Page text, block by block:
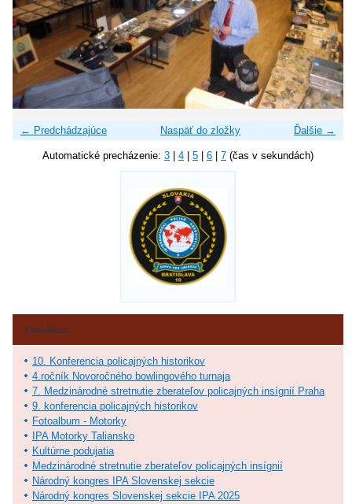
← Predchádzajúce Ďalšie →
Naspäť do zložky
Automatické precházenie: 3 4 5 6 7 (čas v sekundách)
Fotoalbum
10. Konferencia policajných historikov
4.ročník Novoročného bowlingového turnaja
7. Medzinárodné stretnutie zberateľov policajných insígnií Praha
9. konferencia policajných historikov
Fotoalbum - Motorky
IPA Motorky Taliansko
Kultúrne podujatia
Medzinárodné stretnutie zberateľov policajných insígnií
Národný kongres IPA Slovenskej sekcie
Národný kongres Slovenskej sekcie IPA 2025